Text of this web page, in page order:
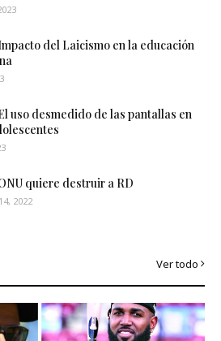
del Laicismo en la educación
uso desmedido de las pantallas en
quiere destruir a RD
2022
Ver todo